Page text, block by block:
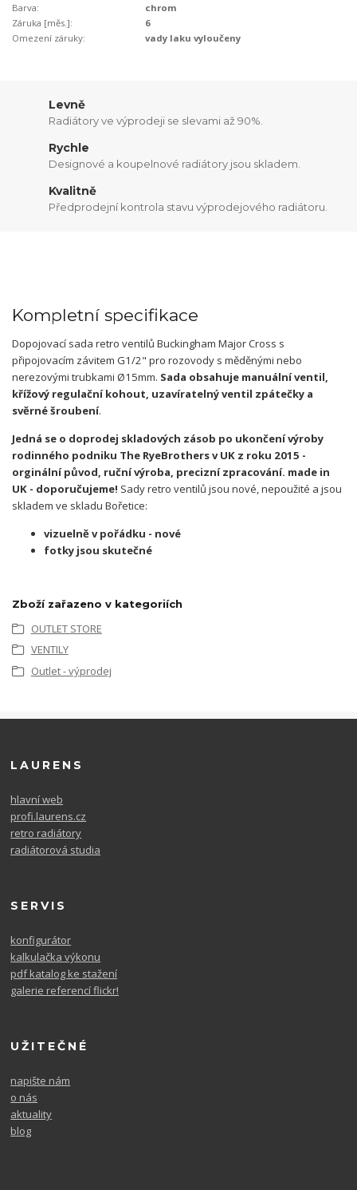
Barva:
chrom
Záruka [měs.]:
6
Omezení záruky:
vady laku vyloučeny
Levně
Radiátory ve výprodeji se slevami až 90%.
Rychle
Designové a koupelnové radiátory jsou skladem.
Kvalitně
Předprodejní kontrola stavu výprodejového radiátoru.
Kompletní specifikace
Dopojovací sada retro ventilů Buckingham Major Cross s
připojovacím závitem G1/2" pro rozovody s měděnými nebo
nerezovými trubkami Ø15mm. Sada obsahuje manuální ventil,
křížový regulační kohout, uzavíratelný ventil zpátečky a
svěrné šroubení.
Jedná se o doprodej skladových zásob po ukončení výroby
rodinného podniku The RyeBrothers v UK z roku 2015 -
orginální původ, ruční výroba, precizní zpracování. made in
UK - doporučujeme! Sady retro ventilů jsou nové, nepoužité a jsou
skladem ve skladu Bořetice:
vizuelně v pořádku - nové
fotky jsou skutečné
Zboží zařazeno v kategoriích
OUTLET STORE
VENTILY
Outlet - výprodej
LAURENS
hlavní web
profi.laurens.cz
retro radiátory
radiátorová studia
SERVIS
konfigurátor
kalkulačka výkonu
pdf katalog ke stažení
galerie referencí flickr!
UŽITEČNÉ
napište nám
o nás
aktuality
blog